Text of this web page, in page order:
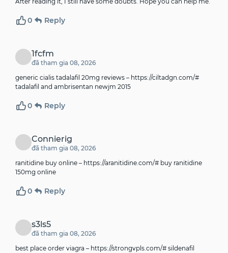
0 Reply
1fcfm
đã tham gia 08, 2026
generic cialis tadalafil 20mg reviews – https://ciltadgn.com/#
tadalafil and ambrisentan newjm 2015
0 Reply
Connierig
đã tham gia 08, 2026
ranitidine buy online – https://aranitidine.com/# buy ranitidine
150mg online
0 Reply
s3ls5
đã tham gia 08, 2026
best place order viagra – https://strongvpls.com/# sildenafil